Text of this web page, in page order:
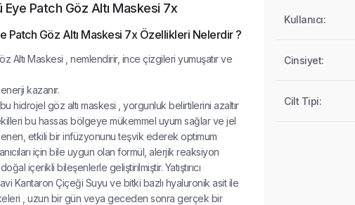
Patch Göz Altı Maskesi 7x
Patch Göz Altı Maskesi 7x Özellikleri Nelerdir ?
Altı Maskesi , nemlendirir, ince çizgileri yumuşatır ve
kazanır.
hidrojel göz altı maskesi , yorgunluk belirtilerini azaltır
bu hassas bölgeye mükemmel uyum sağlar ve jel
etkili bir infüzyonunu teşvik ederek optimum
için bile uygun olan formül, alerjik reaksiyon
içerikli bileşenlerle geliştirilmiştir. Yatıştırıcı
Kantaron Çiçeği Suyu ve bitki bazlı hyaluronik asit ile
, uzun bir gün veya geceden sonra gerçek bir
Kullanıcı:
Cinsiyet:
Cilt Tipi: